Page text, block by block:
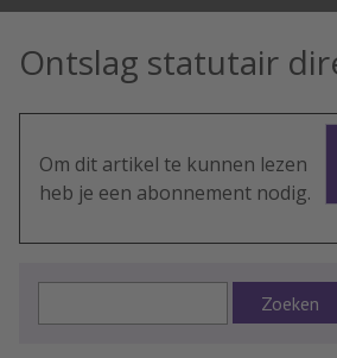
Ontslag statutair
Om dit artikel te kunnen lezen
heb je een abonnement nodig.
Zoeken